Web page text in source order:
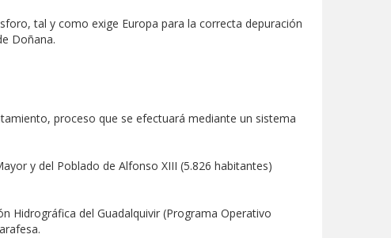
tal y como exige Europa para la correcta depuración
Doñana.
proceso que se efectuará mediante un sistema
y del Poblado de Alfonso XIII (5.826 habitantes)
Hidrográfica del Guadalquivir (Programa Operativo